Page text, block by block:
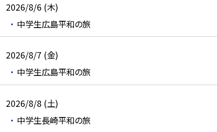
2026/8/6 (木)
中学生広島平和の旅
2026/8/7 (金)
中学生広島平和の旅
2026/8/8 (土)
中学生長崎平和の旅